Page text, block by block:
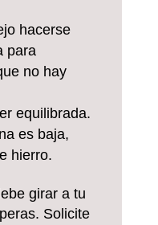
hacerse
para
no hay
equilibrada.
es baja,
hierro.
girar a tu
Solicite